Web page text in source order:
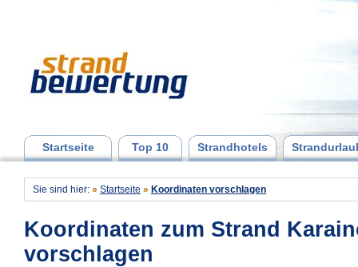
Startseite Top 10 Strandhotels
Sie sind hier: » Startseite » Koordinaten vorschlagen
Koordinaten zum Strand
vorschlagen